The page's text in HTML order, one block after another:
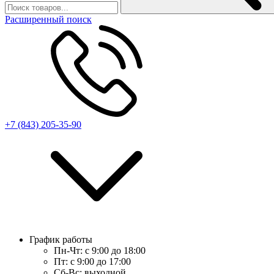
Расширенный поиск
+7 (843) 205-35-90
График работы
Пн-Чт: с 9:00 до 18:00
Пт: с 9:00 до 17:00